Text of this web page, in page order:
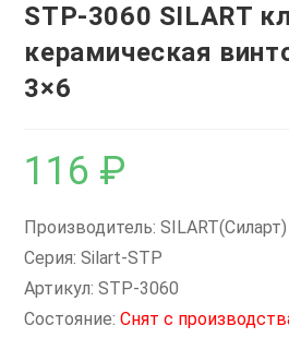
STP-3060 SILART
керамическая
3×6
116 ₽
Производитель: SILART(Силарт)
Серия: Silart-STP
Артикул: STP-3060
Состояние:Снят с